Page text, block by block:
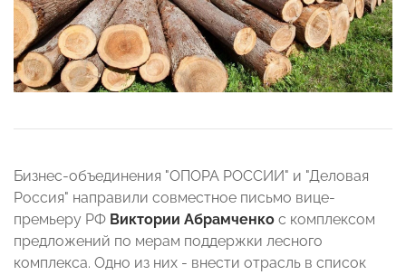
Бизнес-объединения "ОПОРА РОССИИ" и "Деловая
Россия" направили совместное письмо вице-
премьеру РФ Виктории Абрамченко с комплексом
предложений по мерам поддержки лесного
комплекса. Одно из них - внести отрасль в список